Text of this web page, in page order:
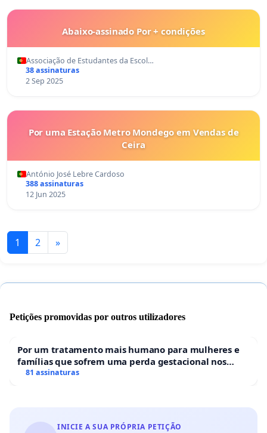
Abaixo-assinado Por + condições
Associação de Estudantes da Escol…
38 assinaturas
2 Sep 2025
Por uma Estação Metro Mondego em Vendas de
Ceira
António José Lebre Cardoso
388 assinaturas
12 Jun 2025
1 2 »
Petições promovidas por outros utilizadores
Por um tratamento mais humano para mulheres e
famílias que sofrem uma perda gestacional nos
hospitais portugueses
81 assinaturas
INICIE A SUA PRÓPRIA PETIÇÃO